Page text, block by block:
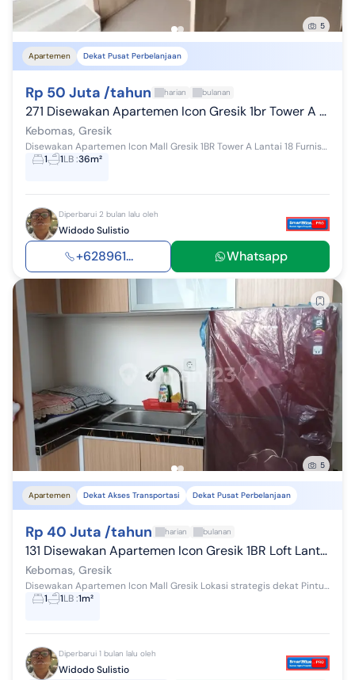
5
Apartemen Dekat Pusat Perbelanjaan
Rp 50 Juta /tahun harian bulanan
271 Disewakan Apartemen Icon Gresik 1br Tower A Lt 18 Furnished
Kebomas, Gresik
Disewakan Apartemen Icon Mall Gresik 1BR Tower A Lantai 18 Furnished Tower A Tipe 1BR Lantai 18 Hadap Selatan View Surabaya City Kondisi Furnished...
1
1LB:36m²
Diperbarui 2 bulan lalu oleh
Widodo Sulistio
+628961... Whatsapp
5
Apartemen Dekat Akses Transportasi Dekat Pusat Perbelanjaan
Rp 40 Juta /tahun harian bulanan
131 Disewakan Apartemen Icon Gresik 1BR Loft Lantai 11 Furnish
Kebomas, Gresik
Disewakan Apartemen Icon Mall Gresik Lokasi strategis dekat Pintu Toll Kebomas (Gresik Surabaya Malang) dan Pintu Toll Bunder - KLBM (Krian Legund...
1
1LB:1m²
Diperbarui 1 bulan lalu oleh
Widodo Sulistio